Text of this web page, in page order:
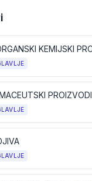
PROIZVODI